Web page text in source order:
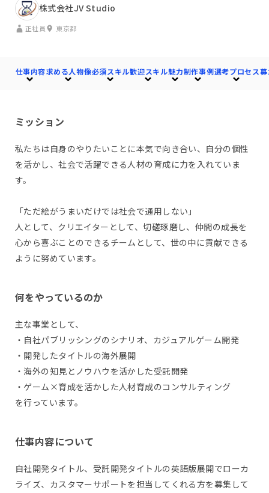
株式会社JV Studio
正社員 東京都
仕事内容求める人物像必須スキル歓迎スキル魅力制作事例選考プロセス
ミッション
私たちは自身のやりたいことに本気で向き合い、自分の個性
を活かし、社会で活躍できる人材の育成に力を入れていま
す。
「ただ絵がうまいだけでは社会で通用しない」
人として、クリエイターとして、切磋琢磨し、仲間の成長を
心から喜ぶことのできるチームとして、世の中に貢献できる
ように努めています。
何をやっているのか
主な事業として、
・自社パブリッシングのシナリオ、カジュアルゲーム開発
・開発したタイトルの海外展開
・海外の知見とノウハウを活かした受託開発
・ゲーム×育成を活かした人材育成のコンサルティング
を行っています。
仕事内容について
自社開発タイトル、受託開発タイトルの英語版展開でローカ
ライズ、カスタマーサポートを担当してくれる方を募集して